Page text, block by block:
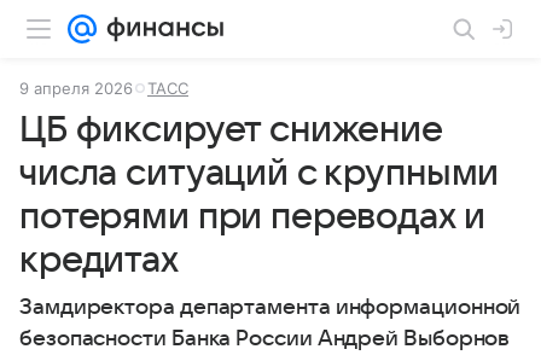
9 апреля 2026 ТАСС
ЦБ фиксирует снижение
числа ситуаций с крупными
потерями при переводах и
кредитах
Замдиректора департамента информационной
безопасности Банка России Андрей Выборнов